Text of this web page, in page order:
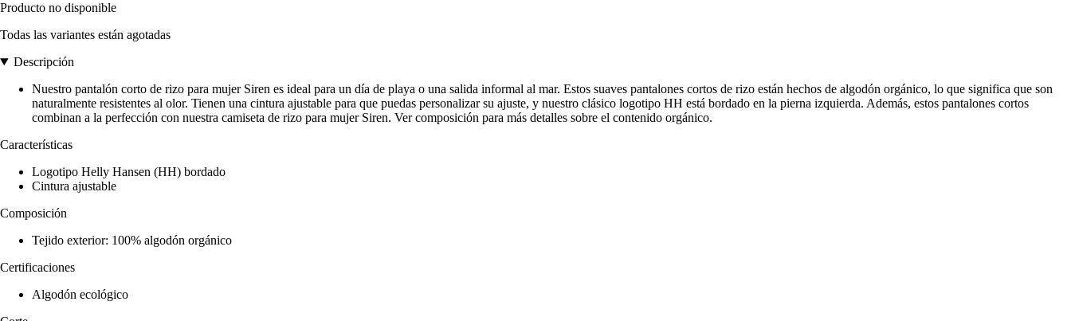
Producto no disponible
Todas las variantes están agotadas
Descripción
Nuestro pantalón corto de rizo para mujer Siren es ideal para un día de playa o una salida informal al mar. Estos suaves pantalones cortos de rizo están hechos de algodón orgánico, lo que significa que son
naturalmente resistentes al olor. Tienen una cintura ajustable para que puedas personalizar su ajuste, y nuestro clásico logotipo HH está bordado en la pierna izquierda. Además, estos pantalones cortos
combinan a la perfección con nuestra camiseta de rizo para mujer Siren. Ver composición para más detalles sobre el contenido orgánico.
Características
Logotipo Helly Hansen (HH) bordado
Cintura ajustable
Composición
Tejido exterior: 100% algodón orgánico
Certificaciones
Algodón ecológico